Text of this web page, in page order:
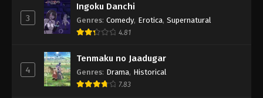
3
Ingoku Danchi
Genres: Comedy, Erotica, Supernatural
4.81
4
Tenmaku no Jaadugar
Genres: Drama, Historical
7.83